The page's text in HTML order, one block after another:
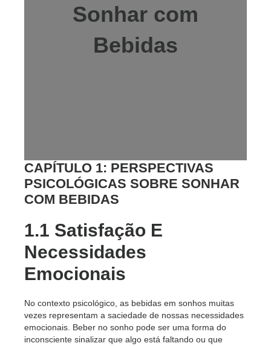
Sonhar com
Bebidas
CAPÍTULO 1: PERSPECTIVAS
PSICOLÓGICAS SOBRE SONHAR
COM BEBIDAS
1.1 Satisfação E
Necessidades
Emocionais
No contexto psicológico, as bebidas em sonhos muitas
vezes representam a saciedade de nossas necessidades
emocionais. Beber no sonho pode ser uma forma do
inconsciente sinalizar que algo está faltando ou que